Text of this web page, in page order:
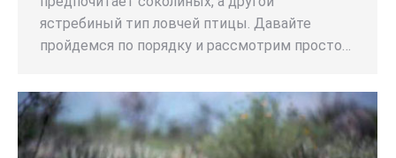
ястребиный тип ловчей птицы. Давайте
пройдемся по порядку и рассмотрим просто…